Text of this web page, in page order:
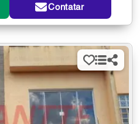
Contatar